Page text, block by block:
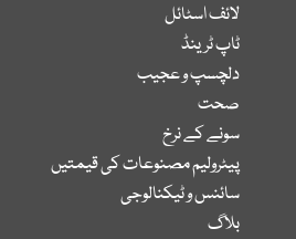
لائف اسٹائل
ٹاپ ٹرینڈ
دلچسپ و عجیب
صحت
سونے کے نرخ
پیٹرولیم مصنوعات کی قیمتیں
سائنس و ٹیکنالوجی
بلاگ